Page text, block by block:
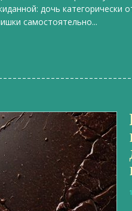
дочь категорически
самостоятельно...